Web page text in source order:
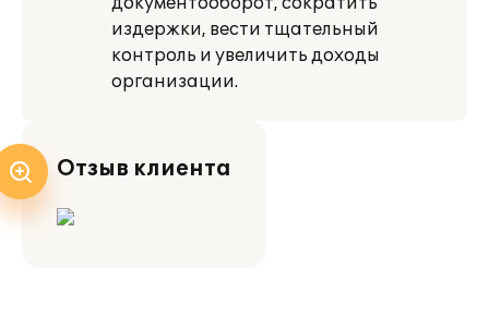
издержки, вести тщательный
контроль и увеличить доходы
организации.
Отзыв клиента